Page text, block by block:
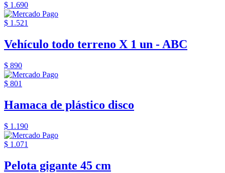
$ 1.690
$ 1.521
Vehículo todo terreno X 1 un - ABC
$ 890
$ 801
Hamaca de plástico disco
$ 1.190
$ 1.071
Pelota gigante 45 cm